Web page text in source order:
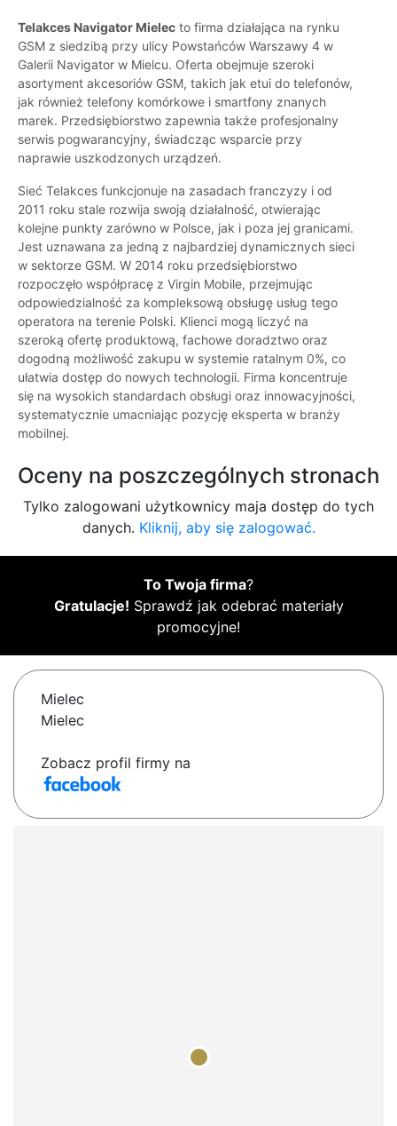
Telakces Navigator Mielec to firma działająca na rynku
GSM z siedzibą przy ulicy Powstańców Warszawy 4 w
Galerii Navigator w Mielcu. Oferta obejmuje szeroki
asortyment akcesoriów GSM, takich jak etui do telefonów,
jak również telefony komórkowe i smartfony znanych
marek. Przedsiębiorstwo zapewnia także profesjonalny
serwis pogwarancyjny, świadcząc wsparcie przy
naprawie uszkodzonych urządzeń.
Sieć Telakces funkcjonuje na zasadach franczyzy i od
2011 roku stale rozwija swoją działalność, otwierając
kolejne punkty zarówno w Polsce, jak i poza jej granicami.
Jest uznawana za jedną z najbardziej dynamicznych sieci
w sektorze GSM. W 2014 roku przedsiębiorstwo
rozpoczęło współpracę z Virgin Mobile, przejmując
odpowiedzialność za kompleksową obsługę usług tego
operatora na terenie Polski. Klienci mogą liczyć na
szeroką ofertę produktową, fachowe doradztwo oraz
dogodną możliwość zakupu w systemie ratalnym 0%, co
ułatwia dostęp do nowych technologii. Firma koncentruje
się na wysokich standardach obsługi oraz innowacyjności,
systematycznie umacniając pozycję eksperta w branży
mobilnej.
Oceny na poszczególnych stronach
Tylko zalogowani użytkownicy maja dostęp do tych
danych. Kliknij, aby się zalogować.
To Twoja firma?
Gratulacje! Sprawdź jak odebrać materiały
promocyjne!
Mielec
Mielec
Zobacz profil firmy na